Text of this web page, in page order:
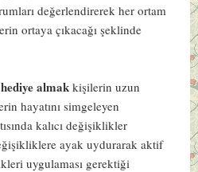
değerlendirerek her ortam
ortaya çıkacağı şeklinde
hediye almakkişilerin uzun
hayatını simgeleyen
kalıcı değişiklikler
ayak uydurarak aktif
uygulaması gerektiği